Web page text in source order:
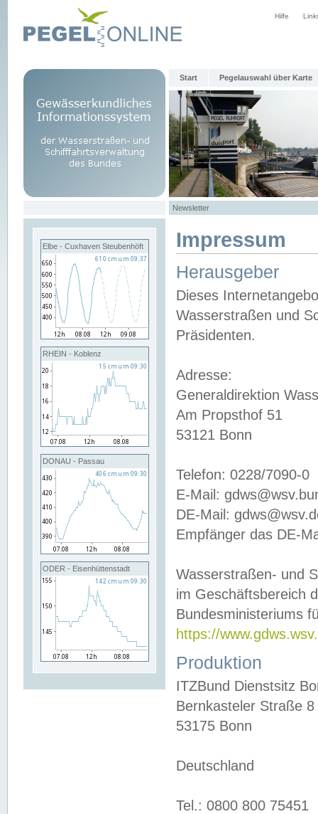
Hilfe
Start Pegelauswahl über Karte
Newsletter
Elbe - Cuxhaven Steubenhöft
RHEIN - Koblenz
DONAU - Passau
ODER - Eisenhüttenstadt
Impressum
Herausgeber
Dieses
Wasserstraßen und
Präsidenten.
Adresse:
Generaldirektion
Am Propsthof 51
53121 Bonn
Telefon: 0228/7090-0
E-Mail:
DE-Mail:
Empfänger das DE-
Wasserstraßen- und
im Geschäftsbereich
Bundesministeriums
https://
Produktion
ITZBund Dienstsitz
Bernkasteler Straße 8
53175 Bonn
Deutschland
Tel.: 0800 800 75451